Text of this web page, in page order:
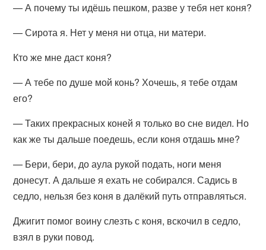
— А почему ты идёшь пешком, разве у тебя нет коня?
— Сирота я. Нет у меня ни отца, ни матери.
Кто же мне даст коня?
— А тебе по душе мой конь? Хочешь, я тебе отдам
его?
— Таких прекрасных коней я только во сне видел. Но
как же ты дальше поедешь, если коня отдашь мне?
— Бери, бери, до аула рукой подать, ноги меня
донесут. А дальше я ехать не собирался. Садись в
седло, нельзя без коня в далёкий путь отправляться.
Джигит помог воину слезть с коня, вскочил в седло,
взял в руки повод.